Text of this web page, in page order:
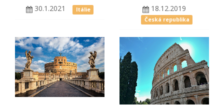
30.1.2021 Itálie 18.12.2019
Česká republika